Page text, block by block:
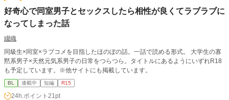
好奇心で同室男子とセックスしたら相性が良くてラブラブに
なってしまった話
綴織
同級生×同室×ラブコメを目指したほのぼの話。一話で読める形式。 大学生の寡
黙系男子×天然元気系男子の日常をつらつら。タイトルにあるようにいずれR18
も予定しています。※他サイトにも掲載しています。
BL 連載中 短編 R15
24h.ポイント 21pt